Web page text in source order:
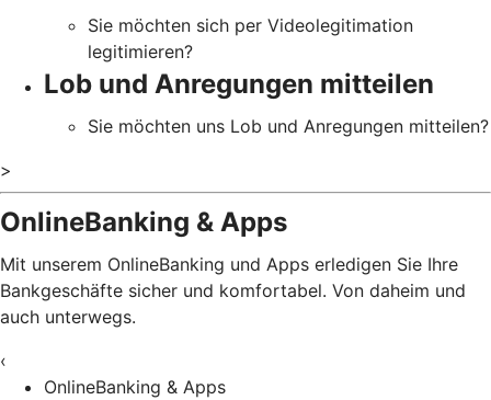
Sie möchten sich per Videolegitimation
legitimieren?
Lob und Anregungen mitteilen
Sie möchten uns Lob und Anregungen mitteilen?
>
OnlineBanking & Apps
Mit unserem OnlineBanking und Apps erledigen Sie Ihre
Bankgeschäfte sicher und komfortabel. Von daheim und
auch unterwegs.
‹
OnlineBanking & Apps